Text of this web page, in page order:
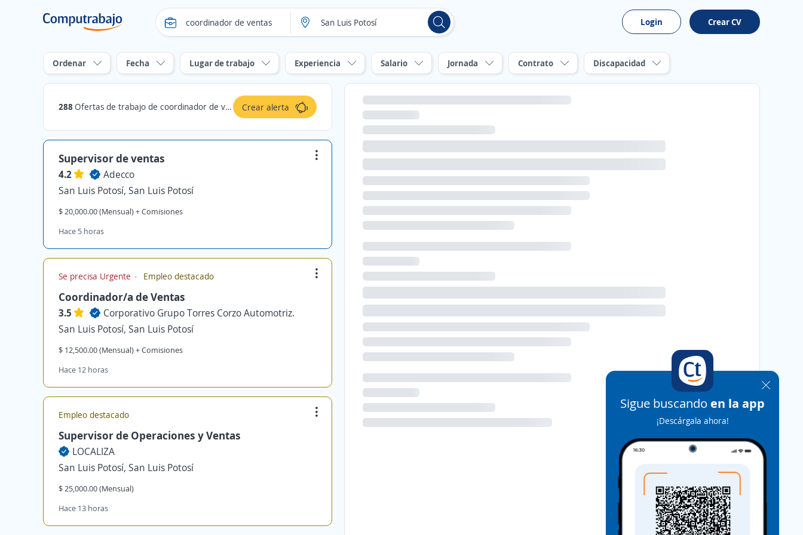
Login Crear CV
Ordenar Fecha Lugar de trabajo Experiencia Salario Jornada Contrato Discapacidad
288 Ofertas de trabajo de coordinador de ventas en San Luis Potosí Crear alerta
Supervisor de ventas
4.2
Adecco
San Luis Potosí, San Luis Potosí
$ 20,000.00 (Mensual) + Comisiones
Hace 5 horas
Se precisa Urgente Empleo destacado
Coordinador/a de Ventas
3.5
Corporativo Grupo Torres Corzo Automotriz.
San Luis Potosí, San Luis Potosí
$ 12,500.00 (Mensual) + Comisiones
Hace 12 horas
Empleo destacado
Supervisor de Operaciones y Ventas
LOCALIZA
San Luis Potosí, San Luis Potosí
$ 25,000.00 (Mensual)
Hace 13 horas
Sigue buscando en la app
¡Descárgala ahora!